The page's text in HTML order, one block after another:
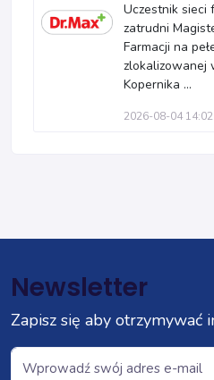
Uczestnik sieci
zatrudni
Farmacji na
zlokalizowanej
Kopernika ...
2026-08-04 14:02
Newsletter
Zapisz się aby otrzymywać